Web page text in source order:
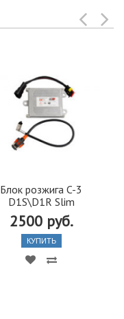
Блок розжига C-3
D1S\D1R Slim
2500 руб.
КУПИТЬ